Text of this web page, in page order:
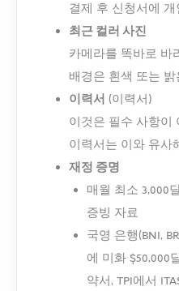
결제 후 신청서에
최근 컬러 사진
카메라를 똑바로 바
배경은 흰색 또는
이력서 (이력서)
이것은 필수 사항이
이력서는 이와 유사
재정 증명
매월 최소 3,000
증빙 자료
국영 은행(BNI,
에 미화 $50,000
약서, TPI에서